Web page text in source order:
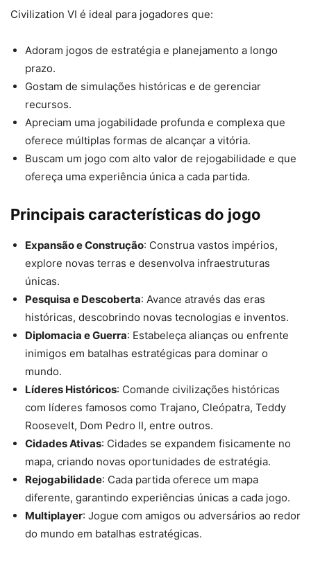
Civilization VI é ideal para jogadores que:
Adoram jogos de estratégia e planejamento a longo
prazo.
Gostam de simulações históricas e de gerenciar
recursos.
Apreciam uma jogabilidade profunda e complexa que
oferece múltiplas formas de alcançar a vitória.
Buscam um jogo com alto valor de rejogabilidade e que
ofereça uma experiência única a cada partida.
Principais características do jogo
Expansão e Construção: Construa vastos impérios,
explore novas terras e desenvolva infraestruturas
únicas.
Pesquisa e Descoberta: Avance através das eras
históricas, descobrindo novas tecnologias e inventos.
Diplomacia e Guerra: Estabeleça alianças ou enfrente
inimigos em batalhas estratégicas para dominar o
mundo.
Líderes Históricos: Comande civilizações históricas
com líderes famosos como Trajano, Cleópatra, Teddy
Roosevelt, Dom Pedro II, entre outros.
Cidades Ativas: Cidades se expandem fisicamente no
mapa, criando novas oportunidades de estratégia.
Rejogabilidade: Cada partida oferece um mapa
diferente, garantindo experiências únicas a cada jogo.
Multiplayer: Jogue com amigos ou adversários ao redor
do mundo em batalhas estratégicas.